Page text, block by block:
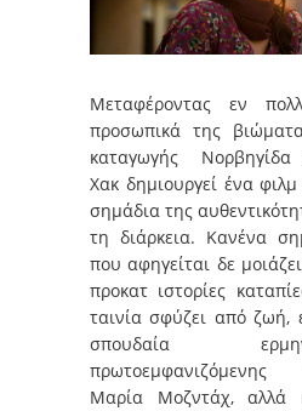
Μεταφέροντας εν
προσωπικά της
καταγωγής Νορβηγίδα
Χακ δημιουργεί ένα
σημάδια της
τη διάρκεια. Κανένα
που αφηγείται δε
προκατ ιστορίες
ταινία σφύζει από ζωή,
σπουδαία
πρωτοεμφανιζόμενης
Μαρία Μοζντάχ, αλλά